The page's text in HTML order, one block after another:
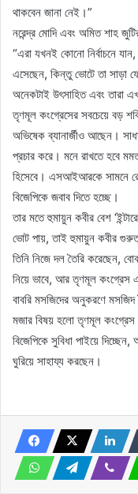
থাকবেন জানা নেই।”
নরেন্দ্র মোদি এবং অমিত শাহ
“এরা যখনই কোনো নির্বাচনে
এসেছেন, কিন্তু ভোটে তা সাড়া
অনেকটাই উৎসাহিত এবং তারা
তৃণমূল কংগ্রেসের সবচেয়ে বড়
অভিষেক ব্যানার্জীও আছেন।
প্রচার করে। মনে রাখতে হবে
হিসেবে। এসআইআরকে সামনে
বিজেপিকে জবাব দিতে হচ্ছে।
তার মতে হুমায়ুন কবীর বেশ
ভোট পায়, তাই হুমায়ুন কবীর
তিনি নিজে দল তৈরি করেছেন,
নিয়ে ভাবে, আর তৃণমূল কংগ্রেস
বাবরি মসজিদের অনুকরণে
মজার বিষয় হলো তৃণমূল কংগ্রেস
বিজেপিকে সুবিধা পাইয়ে
ঘুরিয়ে সাহায্য করছেন।